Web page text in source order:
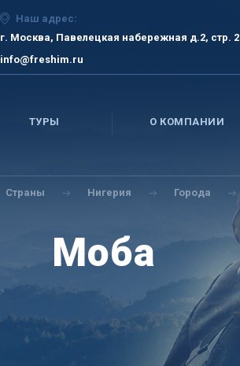
Наш адрес:
г. Москва, Павелецкая набережная д.2, стр. 2
info@freshim.ru
ТУРЫ О КОМПАНИИ
Страны Нигерия Города
Моба